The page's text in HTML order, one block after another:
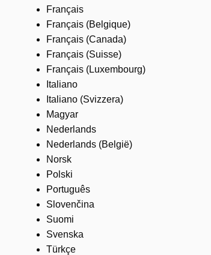
Français
Français (Belgique)
Français (Canada)
Français (Suisse)
Français (Luxembourg)
Italiano
Italiano (Svizzera)
Magyar
Nederlands
Nederlands (België)
Norsk
Polski
Português
Slovenčina
Suomi
Svenska
Türkçe